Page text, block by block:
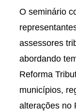
O seminário
assessores
abordando
Reforma
municípios,
alterações no